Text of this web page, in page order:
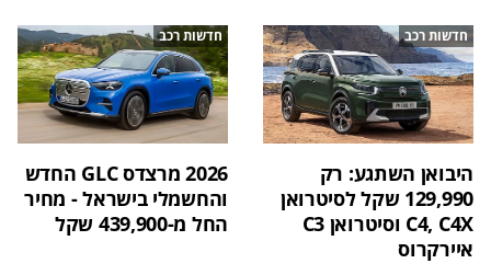
חדשות רכב
היבואן השתגע: רק
129,990 שקל לסיטרואן
C4, C4X וסיטרואן C3
איירקרוס
חדשות רכב
2026 מרצדס GLC החדש
והחשמלי בישראל - מחיר
החל מ-439,900 שקל